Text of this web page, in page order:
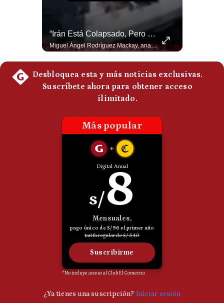
Preguntas
“Irán Está Colapsado, Pero EE.UU. Parece Desesperado” | #radar24
Miguel Ángel Rodríguez Mackay, analista internacional, sostiene que las negociaciones fueron impulsadas por Irán y no por Estados Unidos. Según su análisis, Teherán estaría debilitado militar y económicamente, aunque la narrativa internacional presenta a Trump como el líder desesperado por terminar una guerra que no puede ganar. #Geopolitica #Iran #DonaldTrump #RodriguezMackay #EEUU #NoticiasInternacionales #PoliticaInternacional #AnalisisGeopolitico #Shorts 👉 Suscríbete y activa la campana para no perderte nuestro análisis diario. 🌎 Síguenos en nuestras redes sociales: 📌 Web oficial: https://gestion.pe/mundo/ 📌 LinkedIn: http://bit.ly/3HYIET0 📌 X (Twitter): http://bit.ly/4noZtX9 📌 TikTok: http://bit.ly/4evB6TO